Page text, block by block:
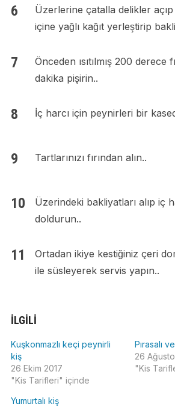
Üzerlerine çatalla delikler
içine yağlı kağıt yerleştirip
Önceden ısıtılmış 200 derece
dakika pişirin..
İç harcı için peynirleri bir
Tartlarınızı fırından alın..
Üzerindeki bakliyatları alıp iç
doldurun..
Ortadan ikiye kestiğiniz çeri
ile süsleyerek servis yapın..
İLGILI
Kuşkonmazlı keçi peynirli
kiş
26 Ekim 2017
"Kis Tarifleri" içinde
Pırasalı
26
"Kis
Yumurtalı kiş